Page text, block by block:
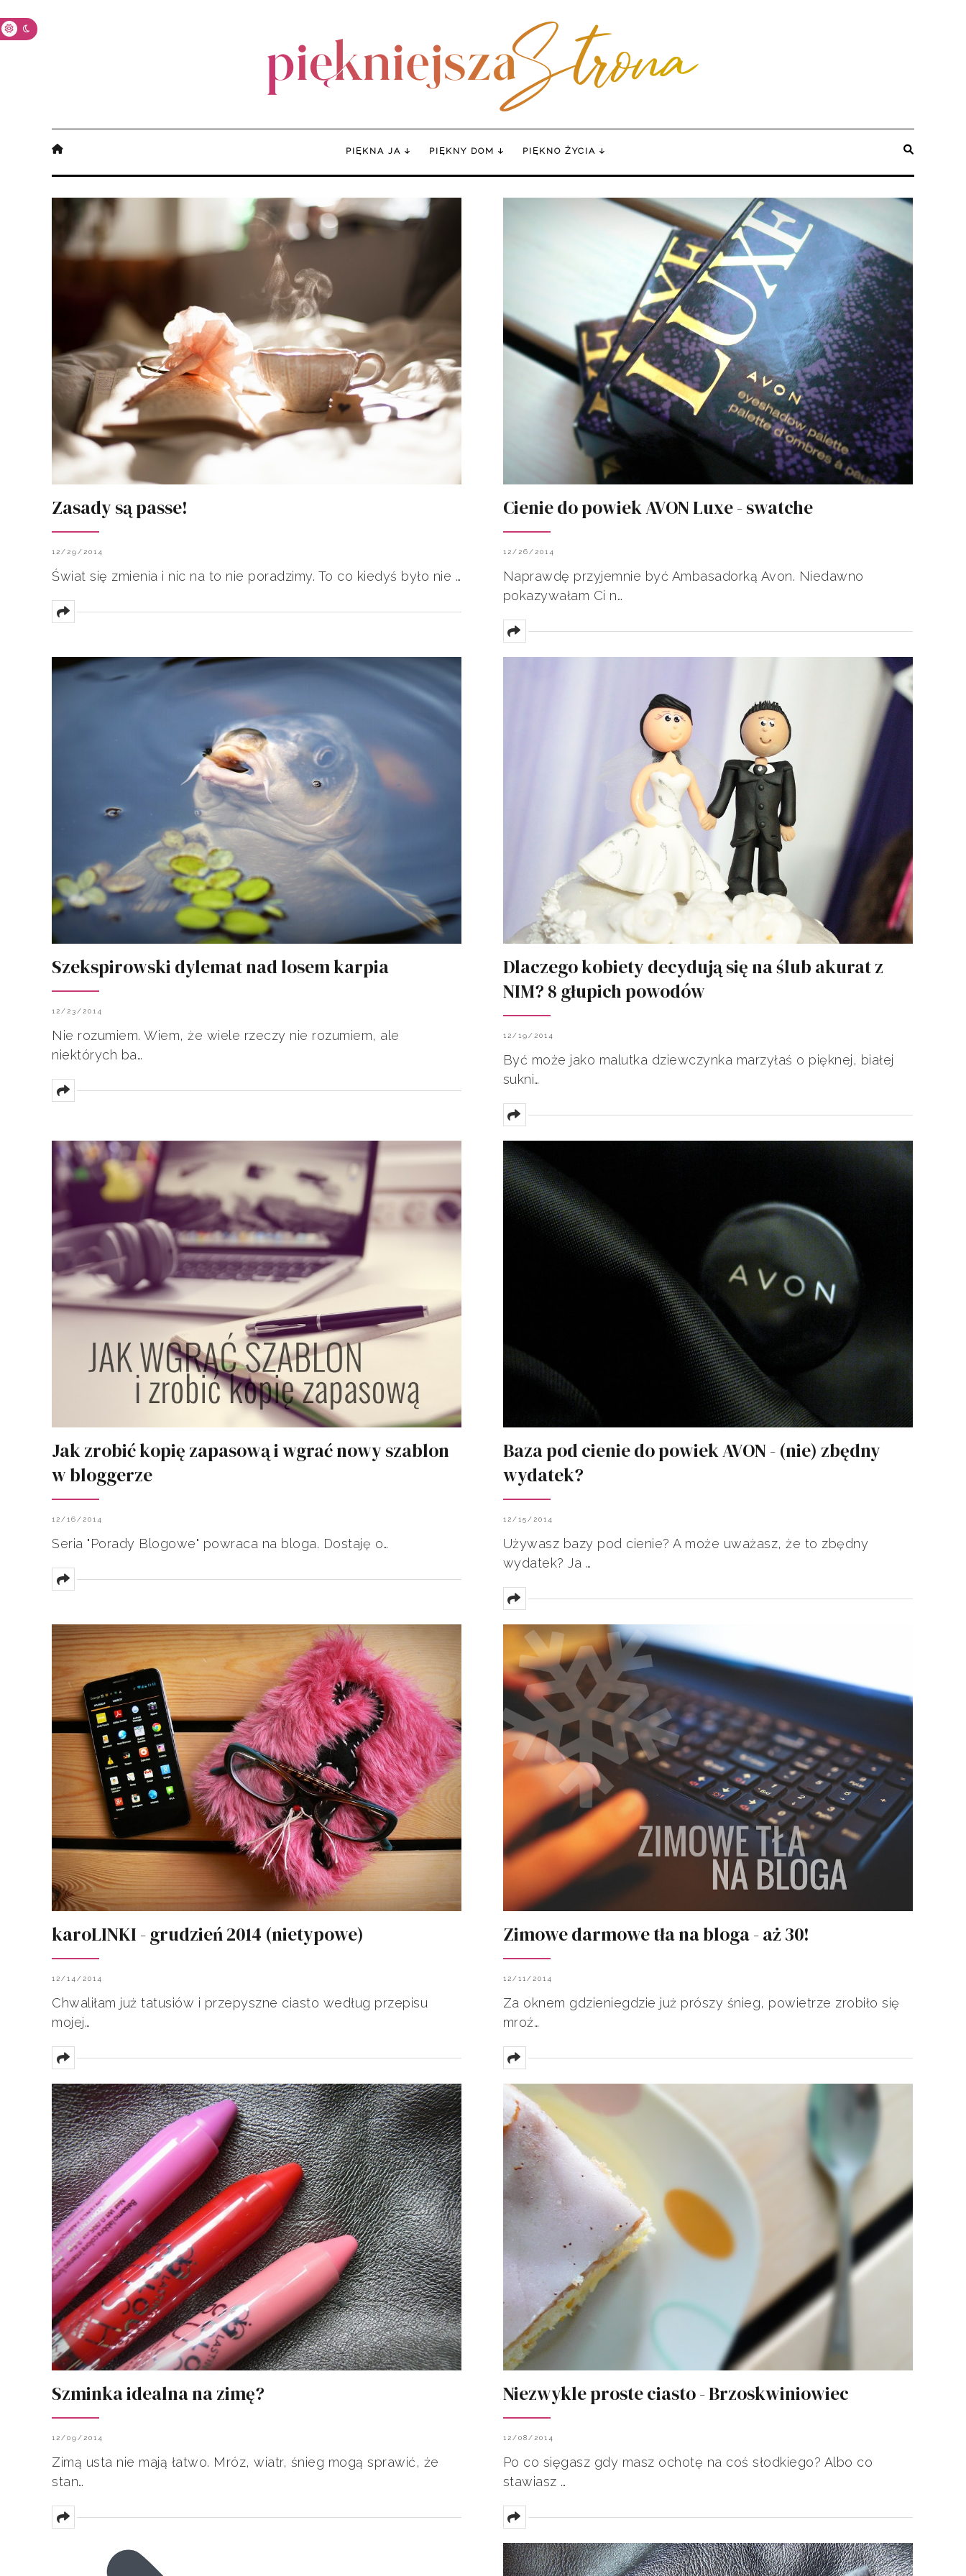
PIĘKNA JA PIĘKNY DOM PIĘKNO ŻYCIA
Zasady są passe!
12/29/2014
Świat się zmienia i nic na to nie poradzimy. To co kiedyś było nie …
Cienie do powiek AVON Luxe - swatche
12/26/2014
Naprawdę przyjemnie być Ambasadorką Avon. Niedawno
pokazywałam Ci n…
Szekspirowski dylemat nad losem karpia
12/23/2014
Nie rozumiem. Wiem, że wiele rzeczy nie rozumiem, ale
niektórych ba…
Dlaczego kobiety decydują się na ślub akurat z
NIM? 8 głupich powodów
12/19/2014
Być może jako malutka dziewczynka marzyłaś o pięknej, białej
sukni…
Jak zrobić kopię zapasową i wgrać nowy szablon
w bloggerze
12/16/2014
Seria "Porady Blogowe" powraca na bloga. Dostaję o…
Baza pod cienie do powiek AVON - (nie) zbędny
wydatek?
12/15/2014
Używasz bazy pod cienie? A może uważasz, że to zbędny
wydatek? Ja …
karoLINKI - grudzień 2014 (nietypowe)
12/14/2014
Chwaliłam już tatusiów i przepyszne ciasto według przepisu
mojej…
Zimowe darmowe tła na bloga - aż 30!
12/11/2014
Za oknem gdzieniegdzie już prószy śnieg, powietrze zrobiło się
mroź…
Szminka idealna na zimę?
12/09/2014
Zimą usta nie mają łatwo. Mróz, wiatr, śnieg mogą sprawić, że
stan…
Niezwykle proste ciasto - Brzoskwiniowiec
12/08/2014
Po co sięgasz gdy masz ochotę na coś słodkiego? Albo co
stawiasz …